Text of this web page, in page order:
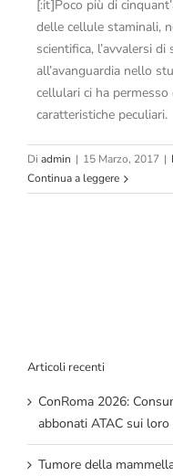
[:it]Poco più di
delle cellule staminali,
scientifica, l’avvalersi
all’avanguardia nello
cellulari ci ha
caratteristiche peculiari.
Di admin | 15 Marzo, 2017 |
Continua a leggere
Articoli recenti
ConRoma 2026:
abbonati ATAC sui
Tumore della